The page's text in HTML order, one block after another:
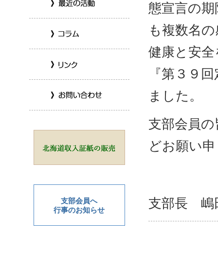
支部会員へ
行事のお知らせ
態宣言の
も複数名
健康と安
『第３９
ました。
支部会員
どお願い
支部長